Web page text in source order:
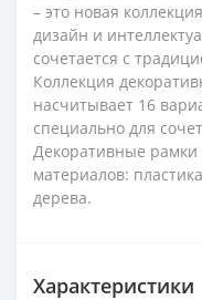
– это новая
дизайн и
сочетается с
Коллекция
насчитывает 16
специально для
Декоративные рамки
материалов:
дерева.
Характеристики